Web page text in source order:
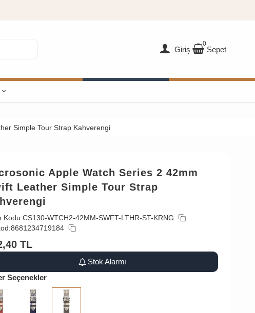
Giriş
0
Sepet
Simple Tour Strap Kahverengi
Apple Watch Series 2 42mm
Leather Simple Tour Strap
Kodu:CS130-WTCH2-42MM-SWFT-LTHR-ST-KRNG
8681234719184
TL
Stok Alarmı
Seçenekler